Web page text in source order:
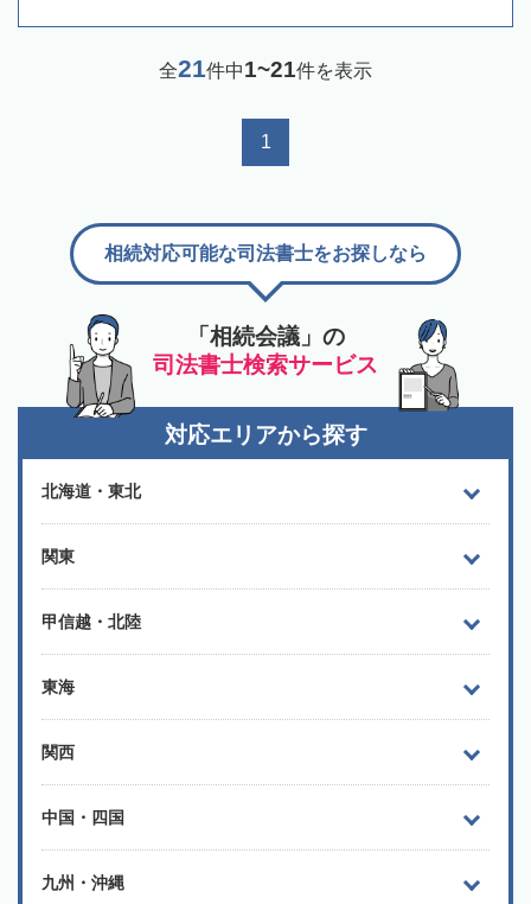
全21件中1~21件を表示
1
「相続会議」の
司法書士検索サービス
相続対応可能な司法書士をお探しなら
対応エリアから探す
北海道・東北
関東
甲信越・北陸
東海
関西
中国・四国
九州・沖縄